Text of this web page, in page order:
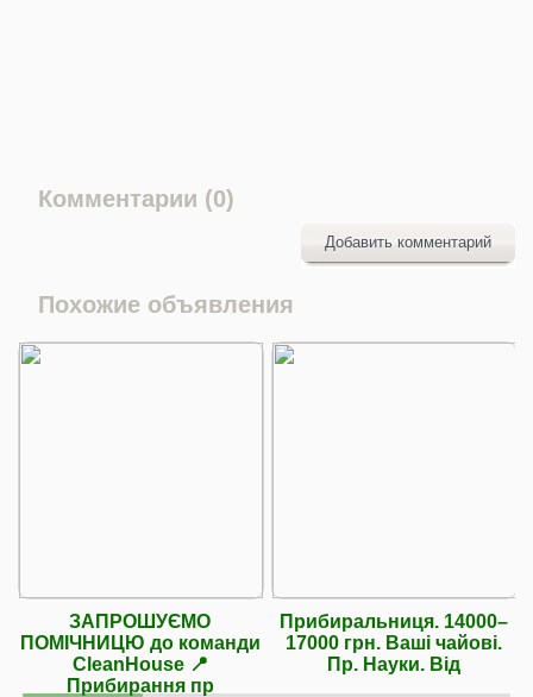
Комментарии (0)
Добавить комментарий
Похожие объявления
ЗАПРОШУЄМО
ПОМІЧНИЦЮ до команди
CleanHouse 📍
Прибирання пр
Прибиральниця. 14000–
17000 грн. Ваші чайові.
Пр. Науки. Від